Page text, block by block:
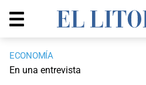
ECONOMÍA
En una entrevista